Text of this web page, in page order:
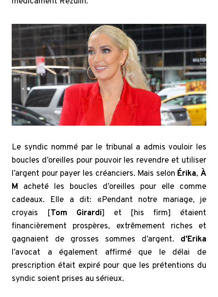
Le syndic nommé par le tribunal a admis vouloir les
boucles d’oreilles pour pouvoir les revendre et utiliser
l’argent pour payer les créanciers. Mais selon Érika, À
M acheté les boucles d’oreilles pour elle comme
cadeaux. Elle a dit: «Pendant notre mariage, je
croyais [Tom Girardi] et [his firm] étaient
financièrement prospères, extrêmement riches et
gagnaient de grosses sommes d’argent. d’Erika
l’avocat a également affirmé que le délai de
prescription était expiré pour que les prétentions du
syndic soient prises au sérieux.